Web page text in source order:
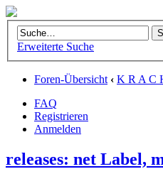
Erweiterte Suche
Foren-Übersicht ‹ K R A C
FAQ
Registrieren
Anmelden
releases: net Label,